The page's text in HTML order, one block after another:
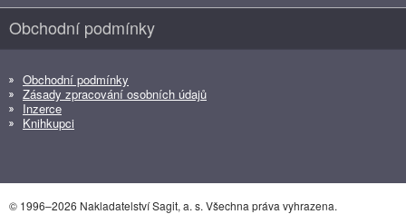
Obchodní podmínky
Obchodní podmínky
Zásady zpracování osobních údajů
Inzerce
Knihkupci
© 1996–2026 Nakladatelství Sagit, a. s. Všechna práva vyhrazena.